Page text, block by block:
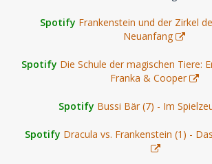
Spotify Frankenstein und der Zirkel
Neuanfang
Spotify Die Schule der magischen Tiere:
Franka & Cooper
Spotify Bussi Bär (7) - Im
Spotify Dracula vs. Frankenstein (1) -